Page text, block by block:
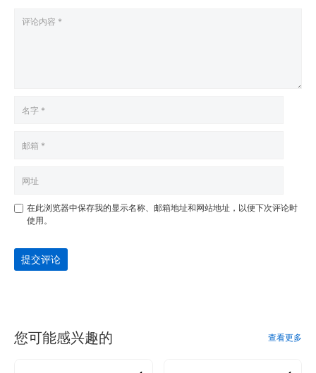
在此浏览器中保存我的显示名称、邮箱地址和网站地址，以便下次评论时
使用。
提交评论
您可能感兴趣的 查看更多